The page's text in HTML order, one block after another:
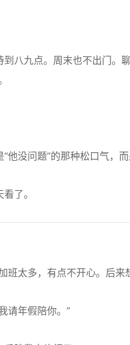
八九点。周末也不出门。
没问题”的那种松口气，而
了。
班太多，有点不开心。后来
请年假陪你。”